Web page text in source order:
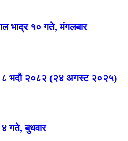
भाद्र १० गते, मंगलबार
भदौ २०८२ (२४ अगस्ट २०२५)
गते, बुधवार